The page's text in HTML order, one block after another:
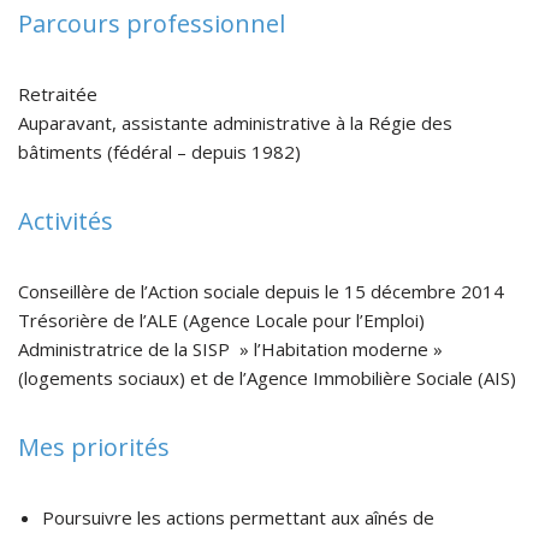
Parcours professionnel
Retraitée
Auparavant, assistante administrative à la Régie des
bâtiments (fédéral – depuis 1982)
Activités
Conseillère de l’Action sociale depuis le 15 décembre 2014
Trésorière de l’ALE (Agence Locale pour l’Emploi)
Administratrice de la SISP » l’Habitation moderne »
(logements sociaux) et de l’Agence Immobilière Sociale (AIS)
Mes priorités
Poursuivre les actions permettant aux aînés de